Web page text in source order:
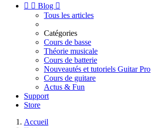
  Blog 
Tous les articles
Catégories
Cours de basse
Théorie musicale
Cours de batterie
Nouveautés et tutoriels Guitar Pro
Cours de guitare
Actus & Fun
Support
Store
Accueil